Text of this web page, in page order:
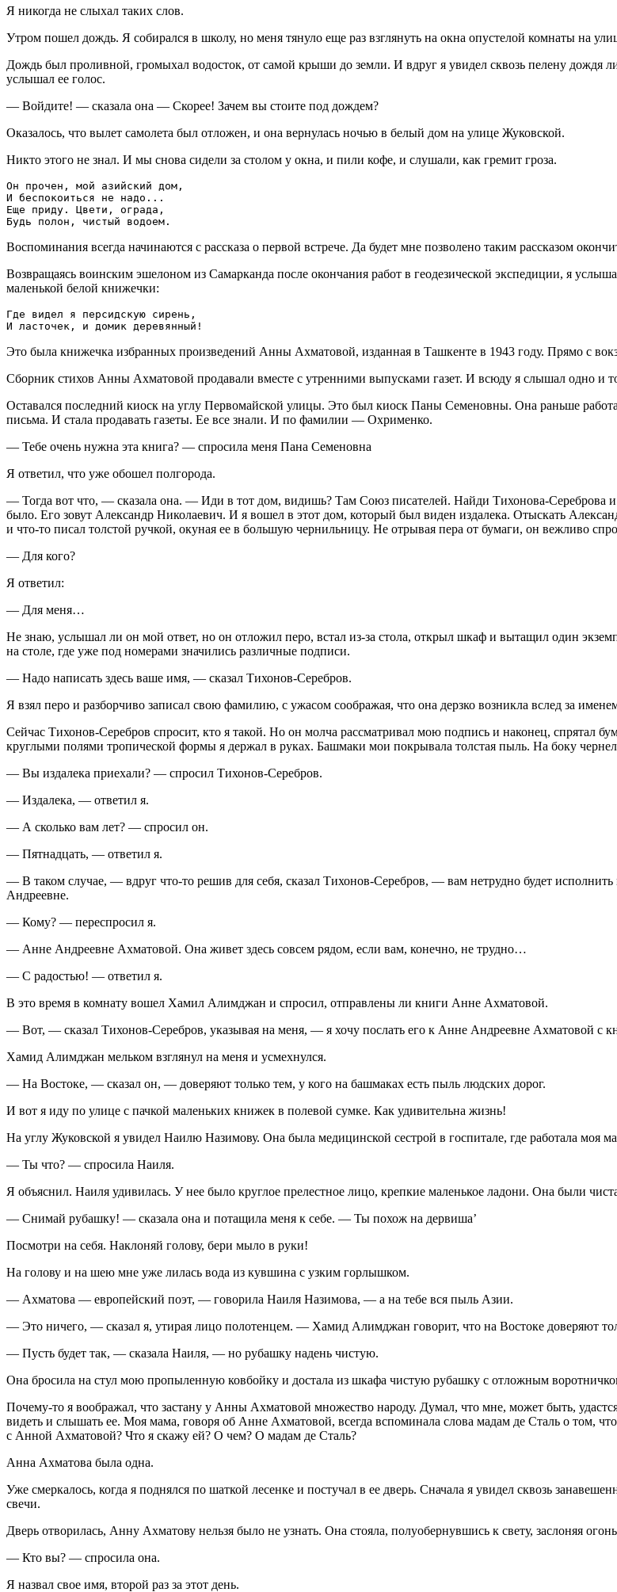
Я никогда не слыхал таких слов.
Утром пошел дождь. Я собирался в школу, но меня тянуло еще раз взглянуть на окна опустелой комнаты на
Дождь был проливной, громыхал водосток, от самой крыши до земли. И вдруг я увидел сквозь пелену
услышал ее голос.
— Войдите! — сказала она — Скорее! Зачем вы стоите под дождем?
Оказалось, что вылет самолета был отложен, и она вернулась ночью в белый дом на улице Жуковской.
Никто этого не знал. И мы снова сидели за столом у окна, и пили кофе, и слушали, как гремит гроза.
Он прочен, мой азийский дом,
И беспокоиться не надо...
Еще приду. Цвети, ограда,
Воспоминания всегда начинаются с рассказа о первой встрече. Да будет мне позволено таким рассказом
Возвращаясь воинским эшелоном из Самарканда после окончания работ в геодезической экспедиции, я
маленькой белой книжечки:
Где видел я персидскую сирень,
Это была книжечка избранных произведений Анны Ахматовой, изданная в Ташкенте в 1943 году. Прямо с
Сборник стихов Анны Ахматовой продавали вместе с утренними выпусками газет. И всюду я слышал одно и
Оставался последний киоск на углу Первомайской улицы. Это был киоск Паны Семеновны. Она раньше
письма. И стала продавать газеты. Ее все знали. И по фамилии — Охрименко.
— Тебе очень нужна эта книга? — спросила меня Пана Семеновна
Я ответил, что уже обошел полгорода.
— Тогда вот что, — сказала она. — Иди в тот дом, видишь? Там Союз писателей. Найди Тихонова-Сереброва и
было. Его зовут Александр Николаевич. И я вошел в этот дом, который был виден издалека. Отыскать
и что-то писал толстой ручкой, окуная ее в большую чернильницу. Не отрывая пера от бумаги, он вежливо
— Для кого?
Я ответил:
— Для меня…
Не знаю, услышал ли он мой ответ, но он отложил перо, встал из-за стола, открыл шкаф и вытащил один
на столе, где уже под номерами значились различные подписи.
— Надо написать здесь ваше имя, — сказал Тихонов-Серебров.
Я взял перо и разборчиво записал свою фамилию, с ужасом соображая, что она дерзко возникла вслед за
Сейчас Тихонов-Серебров спросит, кто я такой. Но он молча рассматривал мою подпись и наконец, спрятал
круглыми полями тропической формы я держал в руках. Башмаки мои покрывала толстая пыль. На боку
— Вы издалека приехали? — спросил Тихонов-Серебров.
— Издалека, — ответил я.
— А сколько вам лет? — спросил он.
— Пятнадцать, — ответил я.
— В таком случае, — вдруг что-то решив для себя, сказал Тихонов-Серебров, — вам нетрудно будет
Андреевне.
— Кому? — переспросил я.
— Анне Андреевне Ахматовой. Она живет здесь совсем рядом, если вам, конечно, не трудно…
— С радостью! — ответил я.
В это время в комнату вошел Хамил Алимджан и спросил, отправлены ли книги Анне Ахматовой.
— Вот, — сказал Тихонов-Серебров, указывая на меня, — я хочу послать его к Анне Андреевне Ахматовой с
Хамид Алимджан мельком взглянул на меня и усмехнулся.
— На Востоке, — сказал он, — доверяют только тем, у кого на башмаках есть пыль людских дорог.
И вот я иду по улице с пачкой маленьких книжек в полевой сумке. Как удивительна жизнь!
На углу Жуковской я увидел Наилю Назимову. Она была медицинской сестрой в госпитале, где работала моя
— Ты что? — спросила Наиля.
Я объяснил. Наиля удивилась. У нее было круглое прелестное лицо, крепкие маленькое ладони. Она были
— Снимай рубашку! — сказала она и потащила меня к себе. — Ты похож на дервиша’
Посмотри на себя. Наклоняй голову, бери мыло в руки!
На голову и на шею мне уже лилась вода из кувшина с узким горлышком.
— Ахматова — европейский поэт, — говорила Наиля Назимова, — а на тебе вся пыль Азии.
— Это ничего, — сказал я, утирая лицо полотенцем. — Хамид Алимджан говорит, что на Востоке доверяют
— Пусть будет так, — сказала Наиля, — но рубашку надень чистую.
Она бросила на стул мою пропыленную ковбойку и достала из шкафа чистую рубашку с отложным
Почему-то я воображал, что застану у Анны Ахматовой множество народу. Думал, что мне, может быть,
видеть и слышать ее. Моя мама, говоря об Анне Ахматовой, всегда вспоминала слова мадам де Сталь о том,
с Анной Ахматовой? Что я скажу ей? О чем? О мадам де Сталь?
Анна Ахматова была одна.
Уже смеркалось, когда я поднялся по шаткой лесенке и постучал в ее дверь. Сначала я увидел сквозь
свечи.
Дверь отворилась, Анну Ахматову нельзя было не узнать. Она стояла, полуобернувшись к свету, заслоняя
— Кто вы? — спросила она.
Я назвал свое имя, второй раз за этот день.